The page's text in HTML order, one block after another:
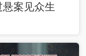
悬案见众生